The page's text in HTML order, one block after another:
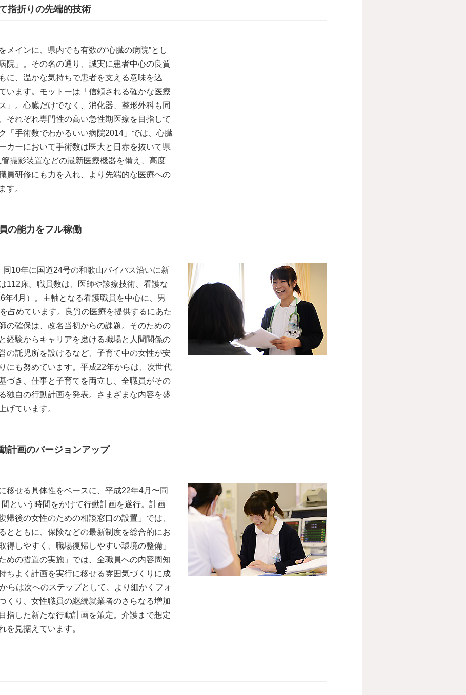
指折りの先端的技術
メインに、県内でも有数の“心臓の病院”とし
院」。その名の通り、誠実に患者中心の良質
に、温かな気持ちで患者を支える意味を込
います。モットーは「信頼される確かな医療
」。心臓だけでなく、消化器、整形外科も同
それぞれ専門性の高い急性期医療を目指して
「手術数でわかるいい病院2014」では、心臓
カーにおいて手術数は医大と日赤を抜いて県
撮影装置などの最新医療機器を備え、高度
員研修にも力を入れ、より先端的な医療への
す。
の能力をフル稼働
10年に国道24号の和歌山バイパス沿いに新
112床。職員数は、医師や診療技術、看護な
年4月）。主軸となる看護職員を中心に、男
占めています。良質の医療を提供するにあた
の確保は、改名当初からの課題。そのための
経験からキャリアを磨ける職場と人間関係の
の託児所を設けるなど、子育て中の女性が安
にも努めています。平成22年からは、次世代
づき、仕事と子育てを両立し、全職員がその
独自の行動計画を発表。さまざまな内容を盛
げています。
計画のバージョンアップ
移せる具体性をベースに、平成22年4月〜同
という時間をかけて行動計画を遂行。計画
帰後の女性のための相談窓口の設置」では、
とともに、保険などの最新制度を総合的にお
得しやすく、職場復帰しやすい環境の整備」
めの措置の実施」では、全職員への内容周知
ちよく計画を実行に移せる雰囲気づくりに成
らは次へのステップとして、より細かくフォ
くり、女性職員の継続就業者のさらなる増加
指した新たな行動計画を策定。介護まで想定
を見据えています。